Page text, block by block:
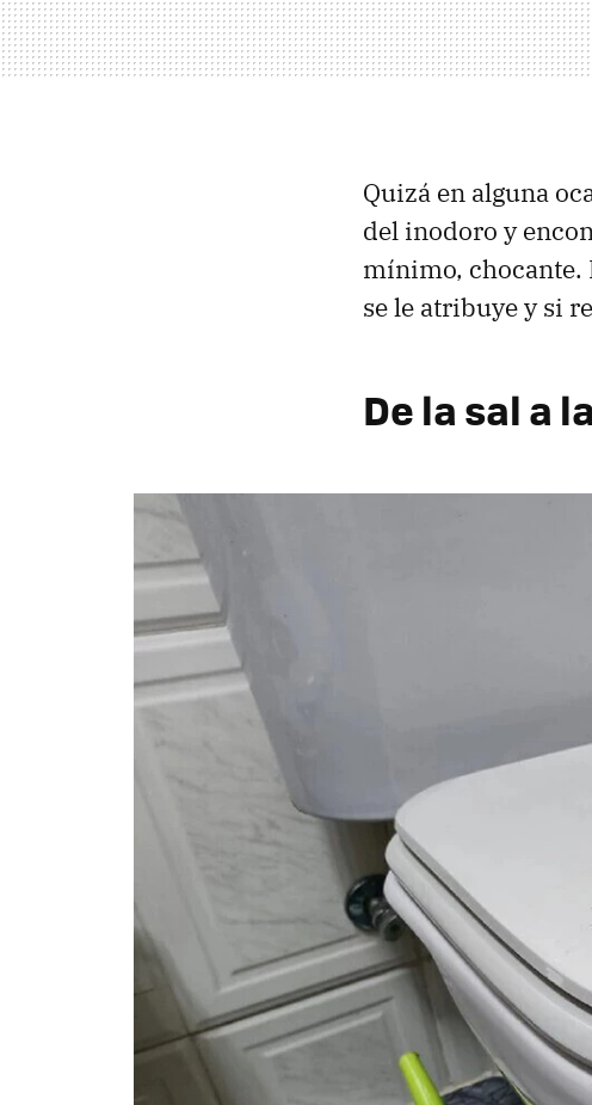
Quizá en alguna
del inodoro y
mínimo, chocante.
se le atribuye y si
De la sal a